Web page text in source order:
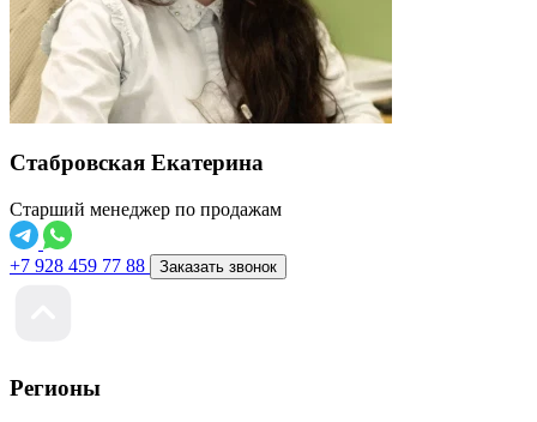
Стабровская Екатерина
Старший менеджер по продажам
+7 928 459 77 88 Заказать звонок
Регионы